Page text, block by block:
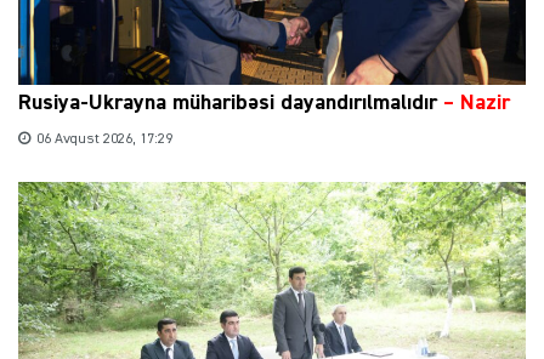
Rusiya-Ukrayna müharibəsi dayandırılmalıdır– Nazir
06 Avqust 2026, 17:29